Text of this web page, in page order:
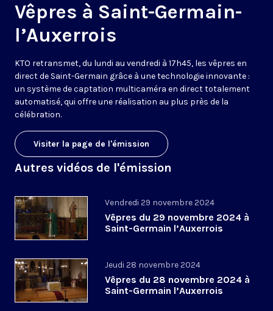
Vêpres à Saint-Germain-
l’Auxerrois
KTO retransmet, du lundi au vendredi à 17h45, les vêpres en
direct de Saint-Germain grâce à une technologie innovante :
un système de captation multicaméra en direct totalement
automatisé, qui offre une réalisation au plus près de la
célébration.
Visiter la page de l'émission
Autres vidéos de l'émission
Vendredi 29 novembre 2024
Vêpres du 29 novembre 2024 à
Saint-Germain l’Auxerrois
Jeudi 28 novembre 2024
Vêpres du 28 novembre 2024 à
Saint-Germain l’Auxerrois